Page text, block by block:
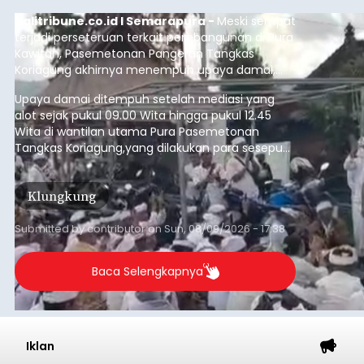
rata-rata penerimaan sebelumnya yang berkisar
Rp350 miliar hingga Rp400 miliar per bulan.
Badung
Submitted bycontributoronSun, 08/09/2026 - 18:22
Baca Selengkapnya
Iklan